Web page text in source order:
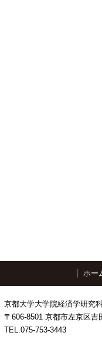
ホー
京都大学大学院経済学研究
〒606-8501 京都市左京区吉
TEL.075-753-3443